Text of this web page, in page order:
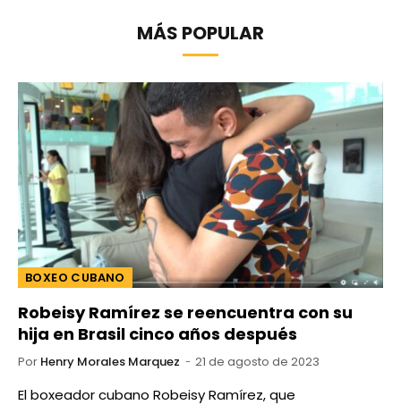
MÁS POPULAR
BOXEO CUBANO
Robeisy Ramírez se reencuentra con su
hija en Brasil cinco años después
Por Henry Morales Marquez 21 de agosto de 2023
El boxeador cubano Robeisy Ramírez, que